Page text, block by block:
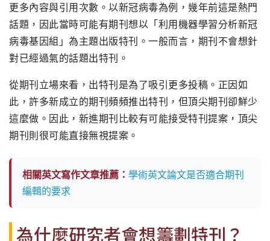
更多內容與引用次數。以新冠病毒為例，幾年前這是熱門
話題，因此當時可能有期刊想以「利用機器學習分析新冠
病毒基因組」為主題出版特刊。一般而言，期刊不會想針
對已經過氣的話題出特刊。
從期刊立場來看，出特刊是為了吸引更多投稿。正因如
此，許多新成立的期刊頻頻推出特刊，但頂尖期刊卻鮮少
這麼做。因此，新進期刊比較有可能接受特刊提案，頂尖
期刊則很可能直接無視提案。
相關英文寫作文章推薦： 學術英文論文是否適合期刊
編輯的要求
為什麼研究者會想籌劃特刊？